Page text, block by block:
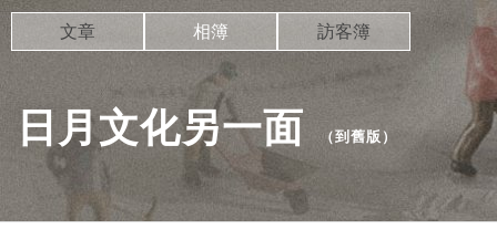
日月文化另一面 （到舊版 ）
文章 相簿 訪客簿